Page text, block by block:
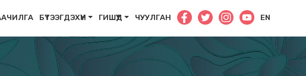
БҮТЭЭГДЭХҮҮН ГИШҮҮД ЧУУЛГАН EN